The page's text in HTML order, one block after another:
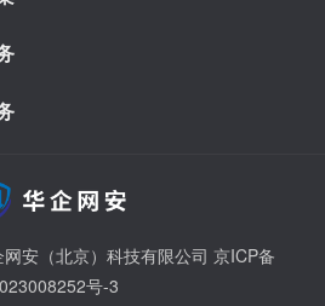
安（北京）科技有限公司 京ICP备
号-3